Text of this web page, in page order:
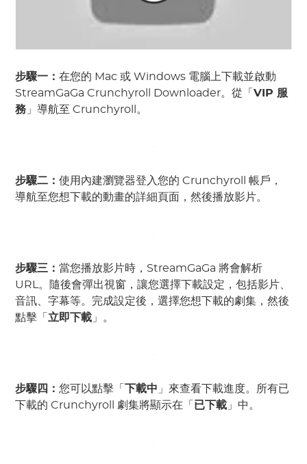
步驟一：在您的 Mac 或 Windows 電腦上下載並啟動
StreamGaGa Crunchyroll Downloader。從「VIP 服
務 」導航至 Crunchyroll。
步驟二：使用內建瀏覽器登入您的 Crunchyroll 帳戶，
導航至您想下載的動畫的詳細頁面，然後播放影片。
步驟三：當您播放影片時，StreamGaGa 將會解析
URL。隨後會彈出視窗，讓您選擇下載設定，包括影片、
音訊、字幕等。完成設定後，選擇您想下載的劇集，然後
點擊「立即下載 」。
步驟四：您可以點擊「 下載中 」來查看下載進度。所有已
下載的 Crunchyroll 劇集將顯示在「 已下載 」中。